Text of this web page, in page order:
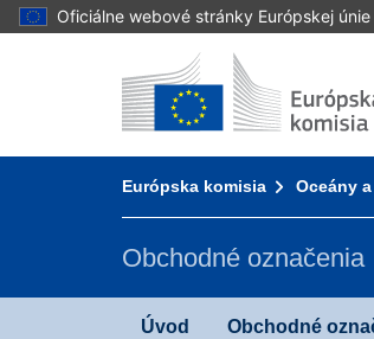
Oficiálne webové stránky Európskej únie
Prejsť na obsahÚvod - Európska komisia
Európska komisia Oceány
Obchodné označenia
Úvod Obchodné